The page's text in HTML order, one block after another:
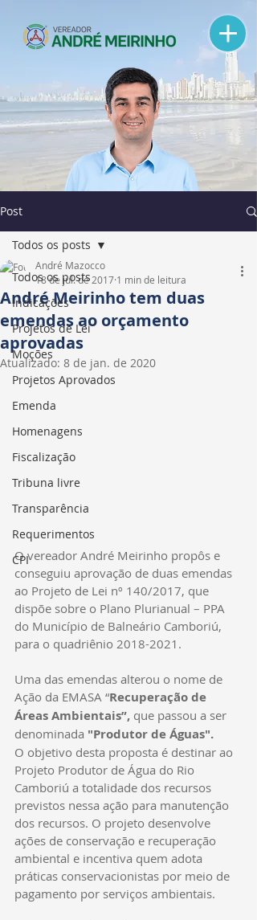
Post
Todos os posts
Indicações
Projetos de Lei
Moções
Projetos Aprovados
Emenda
Homenagens
Fiscalização
Tribuna livre
Transparência
Requerimentos
CPI
Todos os posts
André Meirinho tem duas
emendas ao orçamento
aprovadas
André Mazocco
18 de jul. de 2017 1 min de leitura
Atualizado: 8 de jan. de 2020
O vereador André Meirinho propôs e
conseguiu aprovação de duas emendas
ao Projeto de Lei nº 140/2017, que
dispõe sobre o Plano Plurianual – PPA
do Município de Balneário Camboriú,
para o quadriênio 2018-2021.
Uma das emendas alterou o nome de
Ação da EMASA “Recuperação de
Áreas Ambientais”, que passou a ser
denominada "Produtor de Águas".
O objetivo desta proposta é destinar ao
Projeto Produtor de Água do Rio
Camboriú a totalidade dos recursos
previstos nessa ação para manutenção
dos recursos. O projeto desenvolve
ações de conservação e recuperação
ambiental e incentiva quem adota
práticas conservacionistas por meio de
pagamento por serviços ambientais.